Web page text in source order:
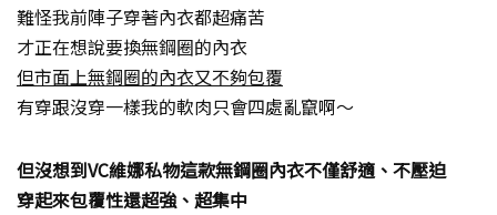
難怪我前陣子穿著內衣都超痛苦
才正在想說要換無鋼圈的內衣
但市面上無鋼圈的內衣又不夠包覆
有穿跟沒穿一樣我的軟肉只會四處亂竄啊～
但沒想到VC維娜私物這款無鋼圈內衣不僅舒適、不壓迫
穿起來包覆性還超強、超集中